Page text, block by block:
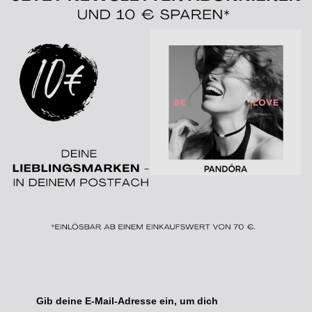
Gib deine E-Mail-Adresse ein, um dich